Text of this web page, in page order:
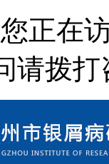
正在
请拨打